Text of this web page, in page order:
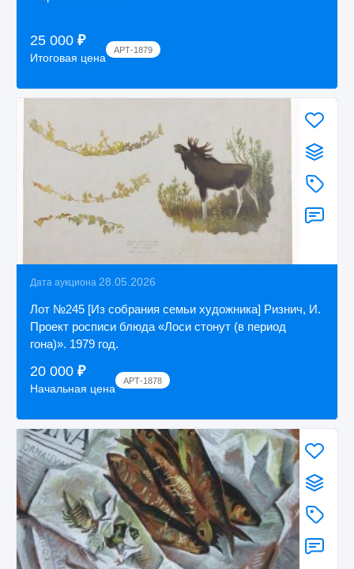
25 000 ₽
Итоговая цена
АРТ-1879
Дата аукциона 28.05.2026
Лот №245 [Из собрания семьи художника] Ризнич, И.
Проект росписи блюда «Лоси стонут (в период
гона)». 1979 год.
20 000 ₽
Начальная цена
АРТ-1878